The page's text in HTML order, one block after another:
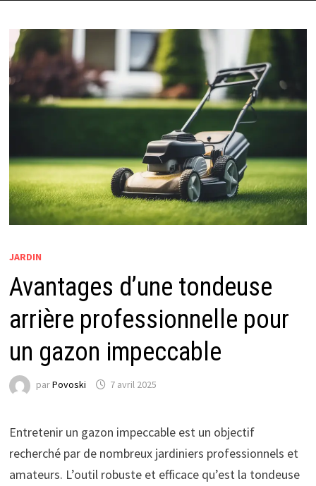
JARDIN
Avantages d’une tondeuse
arrière professionnelle pour
un gazon impeccable
parPovoski 7 avril 2025
Entretenir un gazon impeccable est un objectif
recherché par de nombreux jardiniers professionnels et
amateurs. L’outil robuste et efficace qu’est la tondeuse